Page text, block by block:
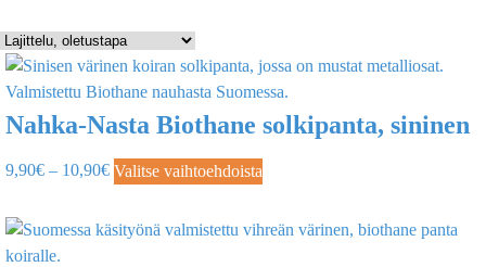
Nahka-Nasta Biothane solkipanta, sininen
9,90€ – 10,90€ Valitse vaihtoehdoista